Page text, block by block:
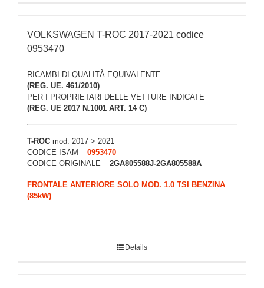
VOLKSWAGEN T-ROC 2017-2021 codice
0953470
RICAMBI DI QUALITÀ EQUIVALENTE
(REG. UE. 461/2010)
PER I PROPRIETARI DELLE VETTURE INDICATE
(REG. UE 2017 N.1001 ART. 14 C)
T-ROC mod. 2017 > 2021
CODICE ISAM – 0953470
CODICE ORIGINALE – 2GA805588J-2GA805588A
FRONTALE ANTERIORE SOLO MOD. 1.0 TSI BENZINA
(85kW)
Details